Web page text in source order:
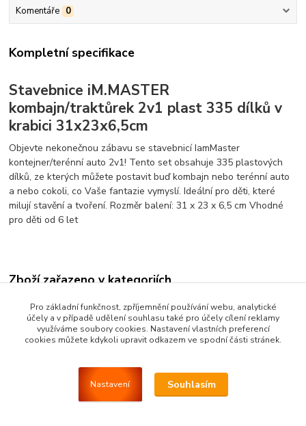
Komentáře 0
Kompletní specifikace
Stavebnice iM.MASTER
kombajn/traktůrek 2v1 plast 335 dílků v
krabici 31x23x6,5cm
Objevte nekonečnou zábavu se stavebnicí IamMaster
kontejner/terénní auto 2v1! Tento set obsahuje 335 plastových
dílků, ze kterých můžete postavit buď kombajn nebo terénní auto
a nebo cokoli, co Vaše fantazie vymyslí. Ideální pro děti, které
milují stavění a tvoření. Rozměr balení: 31 x 23 x 6,5 cm Vhodné
pro děti od 6 let
Zboží zařazeno v kategoriích
NOVÉ HRAČKY DOPORUČUJEME
Stavebnice dětské
Stavebnice IM . Master
Lego + Wader + ostatní stavebnice
Pro základní funkčnost, zpříjemnění používání webu, analytické
účely a v případě udělení souhlasu také pro účely cílení reklamy
využíváme soubory cookies. Nastavení vlastních preferencí
cookies můžete kdykoli upravit odkazem ve spodní části stránek.
Nastavení Souhlasím